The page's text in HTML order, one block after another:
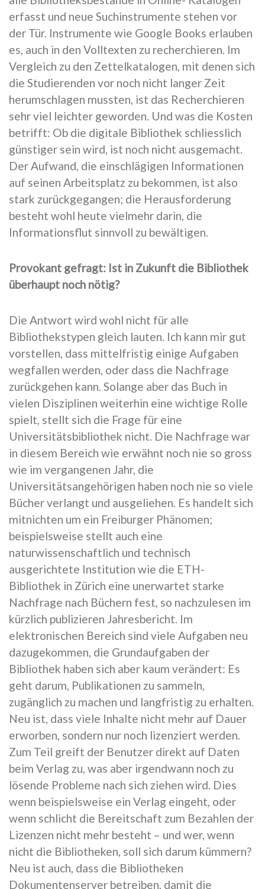
erfasst und neue Suchinstrumente stehen vor
der Tür. Instrumente wie Google Books erlauben
es, auch in den Volltexten zu recherchieren. Im
Vergleich zu den Zettelkatalogen, mit denen sich
die Studierenden vor noch nicht langer Zeit
herumschlagen mussten, ist das Recherchieren
sehr viel leichter geworden. Und was die Kosten
betrifft: Ob die digitale Bibliothek schliesslich
günstiger sein wird, ist noch nicht ausgemacht.
Der Aufwand, die einschlägigen Informationen
auf seinen Arbeitsplatz zu bekommen, ist also
stark zurückgegangen; die Herausforderung
besteht wohl heute vielmehr darin, die
Informationsflut sinnvoll zu bewältigen.
Provokant gefragt: Ist in Zukunft die Bibliothek
überhaupt noch nötig?
Die Antwort wird wohl nicht für alle
Bibliothekstypen gleich lauten. Ich kann mir gut
vorstellen, dass mittelfristig einige Aufgaben
wegfallen werden, oder dass die Nachfrage
zurückgehen kann. Solange aber das Buch in
vielen Disziplinen weiterhin eine wichtige Rolle
spielt, stellt sich die Frage für eine
Universitätsbibliothek nicht. Die Nachfrage war
in diesem Bereich wie erwähnt noch nie so gross
wie im vergangenen Jahr, die
Universitätsangehörigen haben noch nie so viele
Bücher verlangt und ausgeliehen. Es handelt sich
mitnichten um ein Freiburger Phänomen;
beispielsweise stellt auch eine
naturwissenschaftlich und technisch
ausgerichtete Institution wie die ETH-
Bibliothek in Zürich eine unerwartet starke
Nachfrage nach Büchern fest, so nachzulesen im
kürzlich publizieren Jahresbericht. Im
elektronischen Bereich sind viele Aufgaben neu
dazugekommen, die Grundaufgaben der
Bibliothek haben sich aber kaum verändert: Es
geht darum, Publikationen zu sammeln,
zugänglich zu machen und langfristig zu erhalten.
Neu ist, dass viele Inhalte nicht mehr auf Dauer
erworben, sondern nur noch lizenziert werden.
Zum Teil greift der Benutzer direkt auf Daten
beim Verlag zu, was aber irgendwann noch zu
lösende Probleme nach sich ziehen wird. Dies
wenn beispielsweise ein Verlag eingeht, oder
wenn schlicht die Bereitschaft zum Bezahlen der
Lizenzen nicht mehr besteht – und wer, wenn
nicht die Bibliotheken, soll sich darum kümmern?
Neu ist auch, dass die Bibliotheken
Dokumentenserver betreiben, damit die